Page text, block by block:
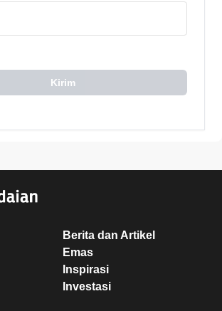
Kirim
Berita dan Artikel
Emas
Inspirasi
Investasi